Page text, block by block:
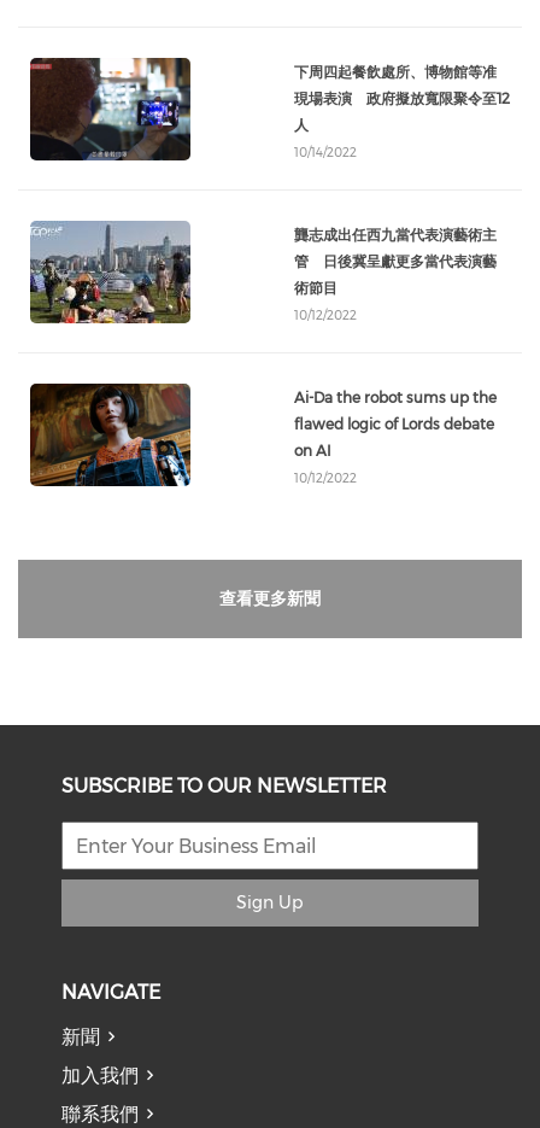
下周四起餐飲處所、博物館等准
現場表演 政府擬放寬限聚令至12
人
10/14/2022
龔志成出任西九當代表演藝術主
管 日後冀呈獻更多當代表演藝
術節目
10/12/2022
Ai-Da the robot sums up the
flawed logic of Lords debate
on AI
10/12/2022
查看更多新聞
SUBSCRIBE TO OUR NEWSLETTER
Sign Up
NAVIGATE
新聞
加入我們
聯系我們